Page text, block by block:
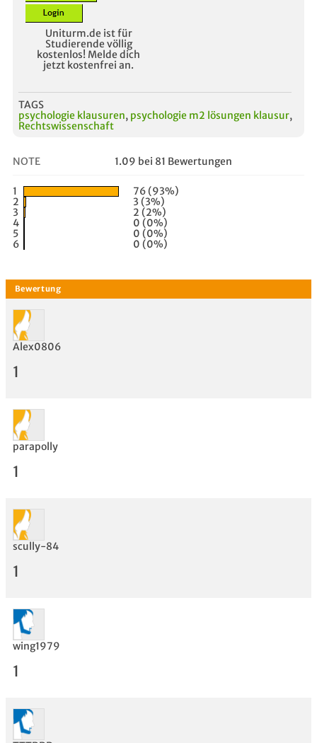
Uniturm.de ist für
Studierende völlig
kostenlos! Melde dich
jetzt kostenfrei an.
TAGS
psychologie klausuren, psychologie m2 lösungen klausur,
Rechtswissenschaft
NOTE 1.09 bei 81 Bewertungen
1
76 (93%)
2
3 (3%)
3
2 (2%)
4
0 (0%)
5
0 (0%)
6
0 (0%)
Alex0806
1
parapolly
1
scully-84
1
wing1979
1